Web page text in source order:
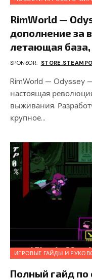
RimWorld —
дополнение за
летающая
SPONSOR:
RimWorld — Odyssey
настоящая
выживания.
крупное…
ИГРОВЫЕ ГАЙДЫ И
Полный гайд по